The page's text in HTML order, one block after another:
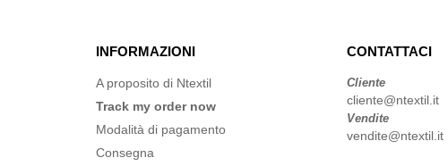
INFORMAZIONI
A proposito di Ntextil
Track my order now
Modalità di pagamento
Consegna
CONTATTACI
Cliente
cliente@ntextil.it
Vendite
vendite@ntextil.it